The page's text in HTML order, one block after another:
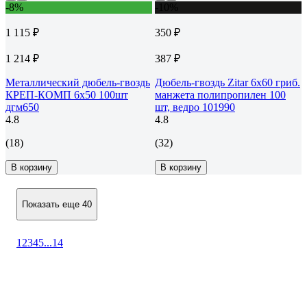
-8%
1 115 ₽
1 214 ₽
Металлический дюбель-гвоздь
КРЕП-КОМП 6х50 100шт
дгм650
4.8
(18)
В корзину
350 ₽
387 ₽
Дюбель-гвоздь Zitar 6x60 гриб.
манжета полипропилен 100
шт, ведро 101990
4.8
(32)
В корзину
Показать еще 40
1 2345...14